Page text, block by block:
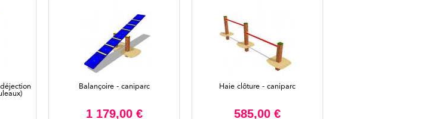
Balançoire - caniparc
1 179,00 €
Haie clôture - caniparc
585,00 €